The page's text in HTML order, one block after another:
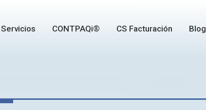
Servicios CONTPAQi® CS Facturación Blog